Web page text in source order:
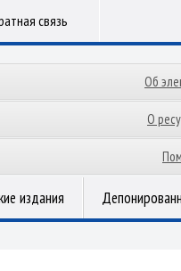
связь
Об
О
издания